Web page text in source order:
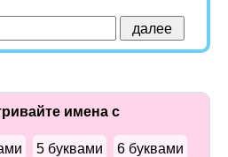
имена с
5 буквами 6 буквами